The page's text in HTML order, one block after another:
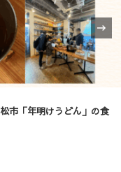
市「年明けうどん」の食